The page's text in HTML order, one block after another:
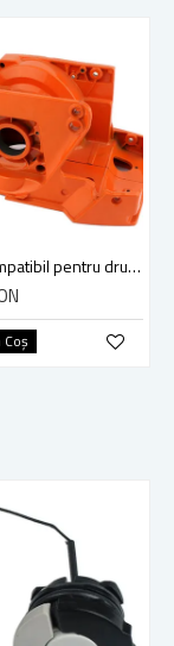
Carter compatibil pentru drujba Husqvarna 61, 268, 272XP